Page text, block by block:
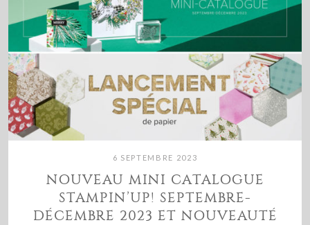
6 SEPTEMBRE 2023
NOUVEAU MINI CATALOGUE
STAMPIN’UP! SEPTEMBRE-
DÉCEMBRE 2023 ET NOUVEAUTÉ